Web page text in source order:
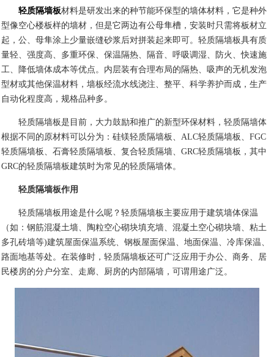
轻质隔墙板材料是研发出来的种节能环保型的墙体材料，它是种外
型像空心楼板样的墙材，但是它两边有公母隼槽，安装时只需将板材立
起，公、母隼涂上少量嵌缝砂浆后对拼装起来即可。轻质隔墙板具有质
量轻、强度高、多重环保、保温隔热、隔音、呼吸调湿、防火、快速施
工、降低墙体成本等优点。内层装有合理布局的隔热、吸声的无机发泡
型材或其他保温材料，墙板经流水线浇注、整平、科学养护而成，生产
自动化程度高，规格品种多。
轻质隔墙板是目前，大力鼓励和推广的新型环保材料，轻质隔墙体
根据不同的原材料可以分为：硅镁轻质隔墙板、ALC轻质隔墙板、FGC
轻质隔墙板、石膏轻质隔墙板、复合轻质隔墙、GRC轻质隔墙板，其中
GRC的轻质隔墙板建筑时为常见的轻质隔墙体。
轻质隔墙板作用
轻质隔墙板用途是什么呢？轻质隔墙板主要应用于建筑墙体保温
（如：钢筋混凝土墙、陶粒空心砌块填充墙、混凝土空心砌块墙、粘土
多孔砖墙等)建筑屋面保温系统、钢板屋面保温、地面保温、冷库保温、
路面地基等处。在装修时，轻质隔墙板还可广泛应用于办公、商务、居
民楼房的分户分室、走廊、厨房的内部隔墙，可谓用途广泛。